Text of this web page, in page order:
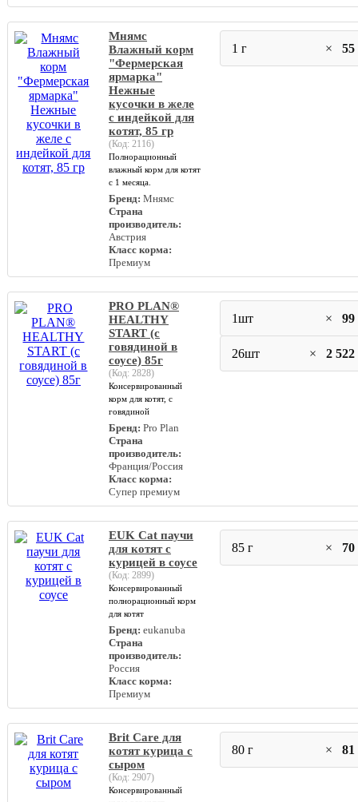
Мнямс
Влажный корм
"Фермерская
ярмарка"
Нежные
кусочки в желе
с индейкой для
котят, 85 гр
(Код: 2116)
Полнорационный
влажный корм для котят
с 1 месяца.
Бренд: Мнямс
Страна
производитель:
Австрия
Класс корма:
Премиум
1 г ×
PRO PLAN®
HEALTHY
START (с
говядиной в
соусе) 85г
(Код: 2828)
Консервированный
корм для котят, с
говядиной
Бренд: Pro Plan
Страна
производитель:
Франция/Россия
Класс корма:
Супер премиум
1шт ×
26шт × 2
EUK Cat паучи
для котят с
курицей в соусе
(Код: 2899)
Консервированный
полнорационный корм
для котят
Бренд: eukanuba
Страна
производитель:
Россия
Класс корма:
Премиум
85 г ×
Brit Care для
котят курица с
сыром
(Код: 2907)
Консервированный
80 г ×